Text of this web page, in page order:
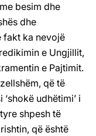
besim dhe
dhe
fakt ka nevojë
e Ungjillit,
e Pajtimit.
që të
udhëtimi’ i
shpesh të
që është